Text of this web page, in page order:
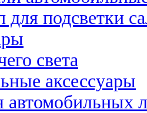
подсветки
света
аксессуары
автомобильных